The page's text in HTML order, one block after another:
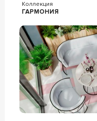
Коллекция
ГАРМОНИЯ